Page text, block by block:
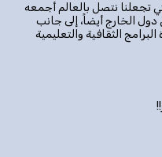
تجعلنا نتصل بالعالم أجمعه
الخارج أيضاً، إلى جانب
الثقافية والتعليمية